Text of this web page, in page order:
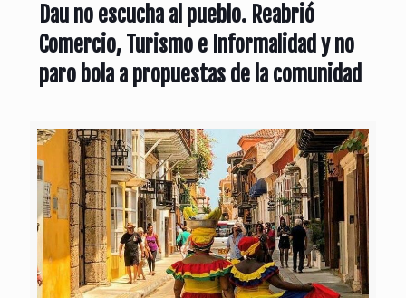
Dau no escucha al pueblo. Reabrió
Comercio, Turismo e Informalidad y no
paro bola a propuestas de la comunidad